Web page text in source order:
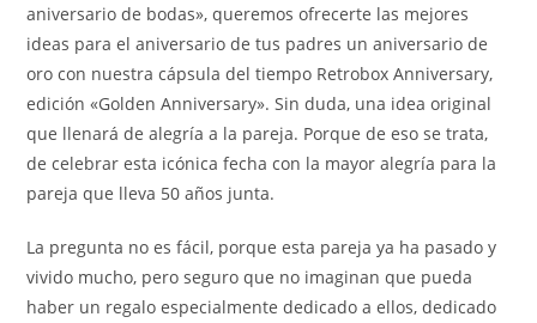
aniversario de bodas», queremos ofrecerte las mejores
ideas para el aniversario de tus padres un aniversario de
oro con nuestra cápsula del tiempo Retrobox Anniversary,
edición «Golden Anniversary». Sin duda, una idea original
que llenará de alegría a la pareja. Porque de eso se trata,
de celebrar esta icónica fecha con la mayor alegría para la
pareja que lleva 50 años junta.
La pregunta no es fácil, porque esta pareja ya ha pasado y
vivido mucho, pero seguro que no imaginan que pueda
haber un regalo especialmente dedicado a ellos, dedicado